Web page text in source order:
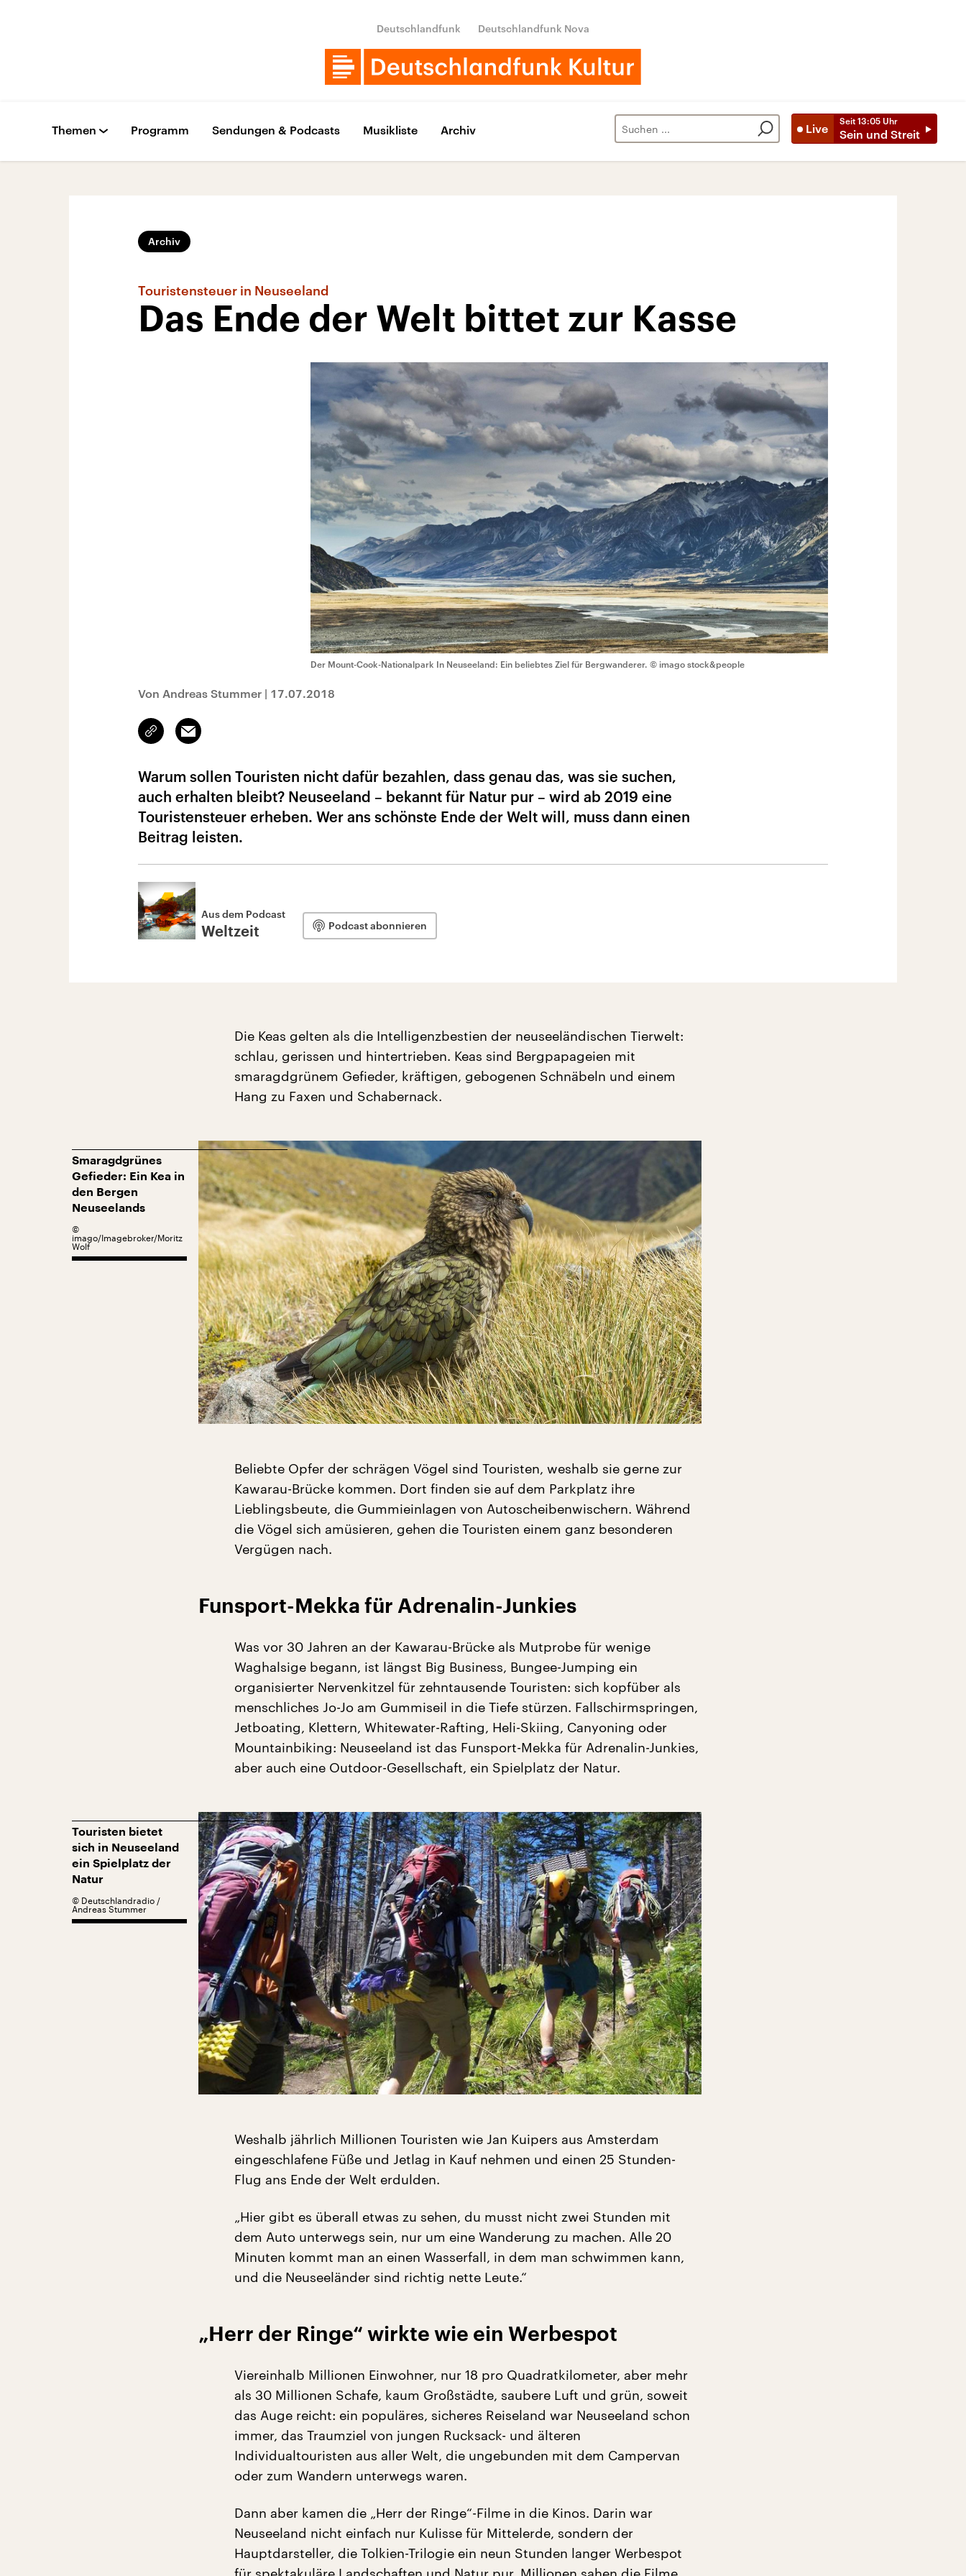
Deutschlandfunk Deutschlandfunk Nova
Live
Seit 13:05 Uhr
Sein und Streit
Themen Programm Sendungen & Podcasts Musikliste Archiv
Archiv
Touristensteuer in Neuseeland
Das Ende der Welt bittet zur Kasse
Der Mount-Cook-Nationalpark In Neuseeland: Ein beliebtes Ziel für Bergwanderer. © imago stock&people
Von Andreas Stummer | 17.07.2018
Link
kopieren/teilen
Email
Warum sollen Touristen nicht dafür bezahlen, dass genau das, was sie suchen,
auch erhalten bleibt? Neuseeland – bekannt für Natur pur – wird ab 2019 eine
Touristensteuer erheben. Wer ans schönste Ende der Welt will, muss dann einen
Beitrag leisten.
Aus dem Podcast
Weltzeit Podcast abonnieren
Die Keas gelten als die Intelligenzbestien der neuseeländischen Tierwelt:
schlau, gerissen und hintertrieben. Keas sind Bergpapageien mit
smaragdgrünem Gefieder, kräftigen, gebogenen Schnäbeln und einem
Hang zu Faxen und Schabernack.
Smaragdgrünes
Gefieder: Ein Kea in
den Bergen
Neuseelands
©
imago/Imagebroker/Moritz
Wolf
Beliebte Opfer der schrägen Vögel sind Touristen, weshalb sie gerne zur
Kawarau-Brücke kommen. Dort finden sie auf dem Parkplatz ihre
Lieblingsbeute, die Gummieinlagen von Autoscheibenwischern. Während
die Vögel sich amüsieren, gehen die Touristen einem ganz besonderen
Vergügen nach.
Funsport-Mekka für Adrenalin-Junkies
Was vor 30 Jahren an der Kawarau-Brücke als Mutprobe für wenige
Waghalsige begann, ist längst Big Business, Bungee-Jumping ein
organisierter Nervenkitzel für zehntausende Touristen: sich kopfüber als
menschliches Jo-Jo am Gummiseil in die Tiefe stürzen. Fallschirmspringen,
Jetboating, Klettern, Whitewater-Rafting, Heli-Skiing, Canyoning oder
Mountainbiking: Neuseeland ist das Funsport-Mekka für Adrenalin-Junkies,
aber auch eine Outdoor-Gesellschaft, ein Spielplatz der Natur.
Touristen bietet
sich in Neuseeland
ein Spielplatz der
Natur
© Deutschlandradio /
Andreas Stummer
Weshalb jährlich Millionen Touristen wie Jan Kuipers aus Amsterdam
eingeschlafene Füße und Jetlag in Kauf nehmen und einen 25 Stunden-
Flug ans Ende der Welt erdulden.
„Hier gibt es überall etwas zu sehen, du musst nicht zwei Stunden mit
dem Auto unterwegs sein, nur um eine Wanderung zu machen. Alle 20
Minuten kommt man an einen Wasserfall, in dem man schwimmen kann,
und die Neuseeländer sind richtig nette Leute.“
„Herr der Ringe“ wirkte wie ein Werbespot
Viereinhalb Millionen Einwohner, nur 18 pro Quadratkilometer, aber mehr
als 30 Millionen Schafe, kaum Großstädte, saubere Luft und grün, soweit
das Auge reicht: ein populäres, sicheres Reiseland war Neuseeland schon
immer, das Traumziel von jungen Rucksack- und älteren
Individualtouristen aus aller Welt, die ungebunden mit dem Campervan
oder zum Wandern unterwegs waren.
Dann aber kamen die „Herr der Ringe“-Filme in die Kinos. Darin war
Neuseeland nicht einfach nur Kulisse für Mittelerde, sondern der
Hauptdarsteller, die Tolkien-Trilogie ein neun Stunden langer Werbespot